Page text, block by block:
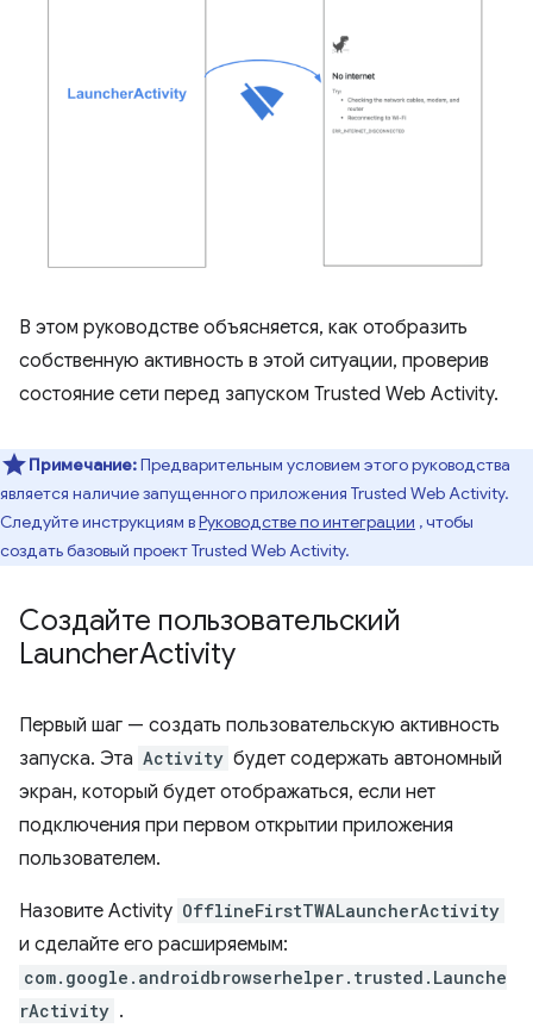
В этом руководстве объясняется, как отобразить
собственную активность в этой ситуации, проверив
состояние сети перед запуском Trusted Web Activity.
Примечание:Предварительным условием этого руководства
является наличие запущенного приложения Trusted Web Activity.
Следуйте инструкциям вРуководстве по интеграции , чтобы
создать базовый проект Trusted Web Activity.
Создайте пользовательский
LauncherActivity
Первый шаг — создать пользовательскую активность
запуска. Эта Activity будет содержать автономный
экран, который будет отображаться, если нет
подключения при первом открытии приложения
пользователем.
Назовите Activity OfflineFirstTWALauncherActivity
и сделайте его расширяемым:
com.google.androidbrowserhelper.trusted.Launche
rActivity .